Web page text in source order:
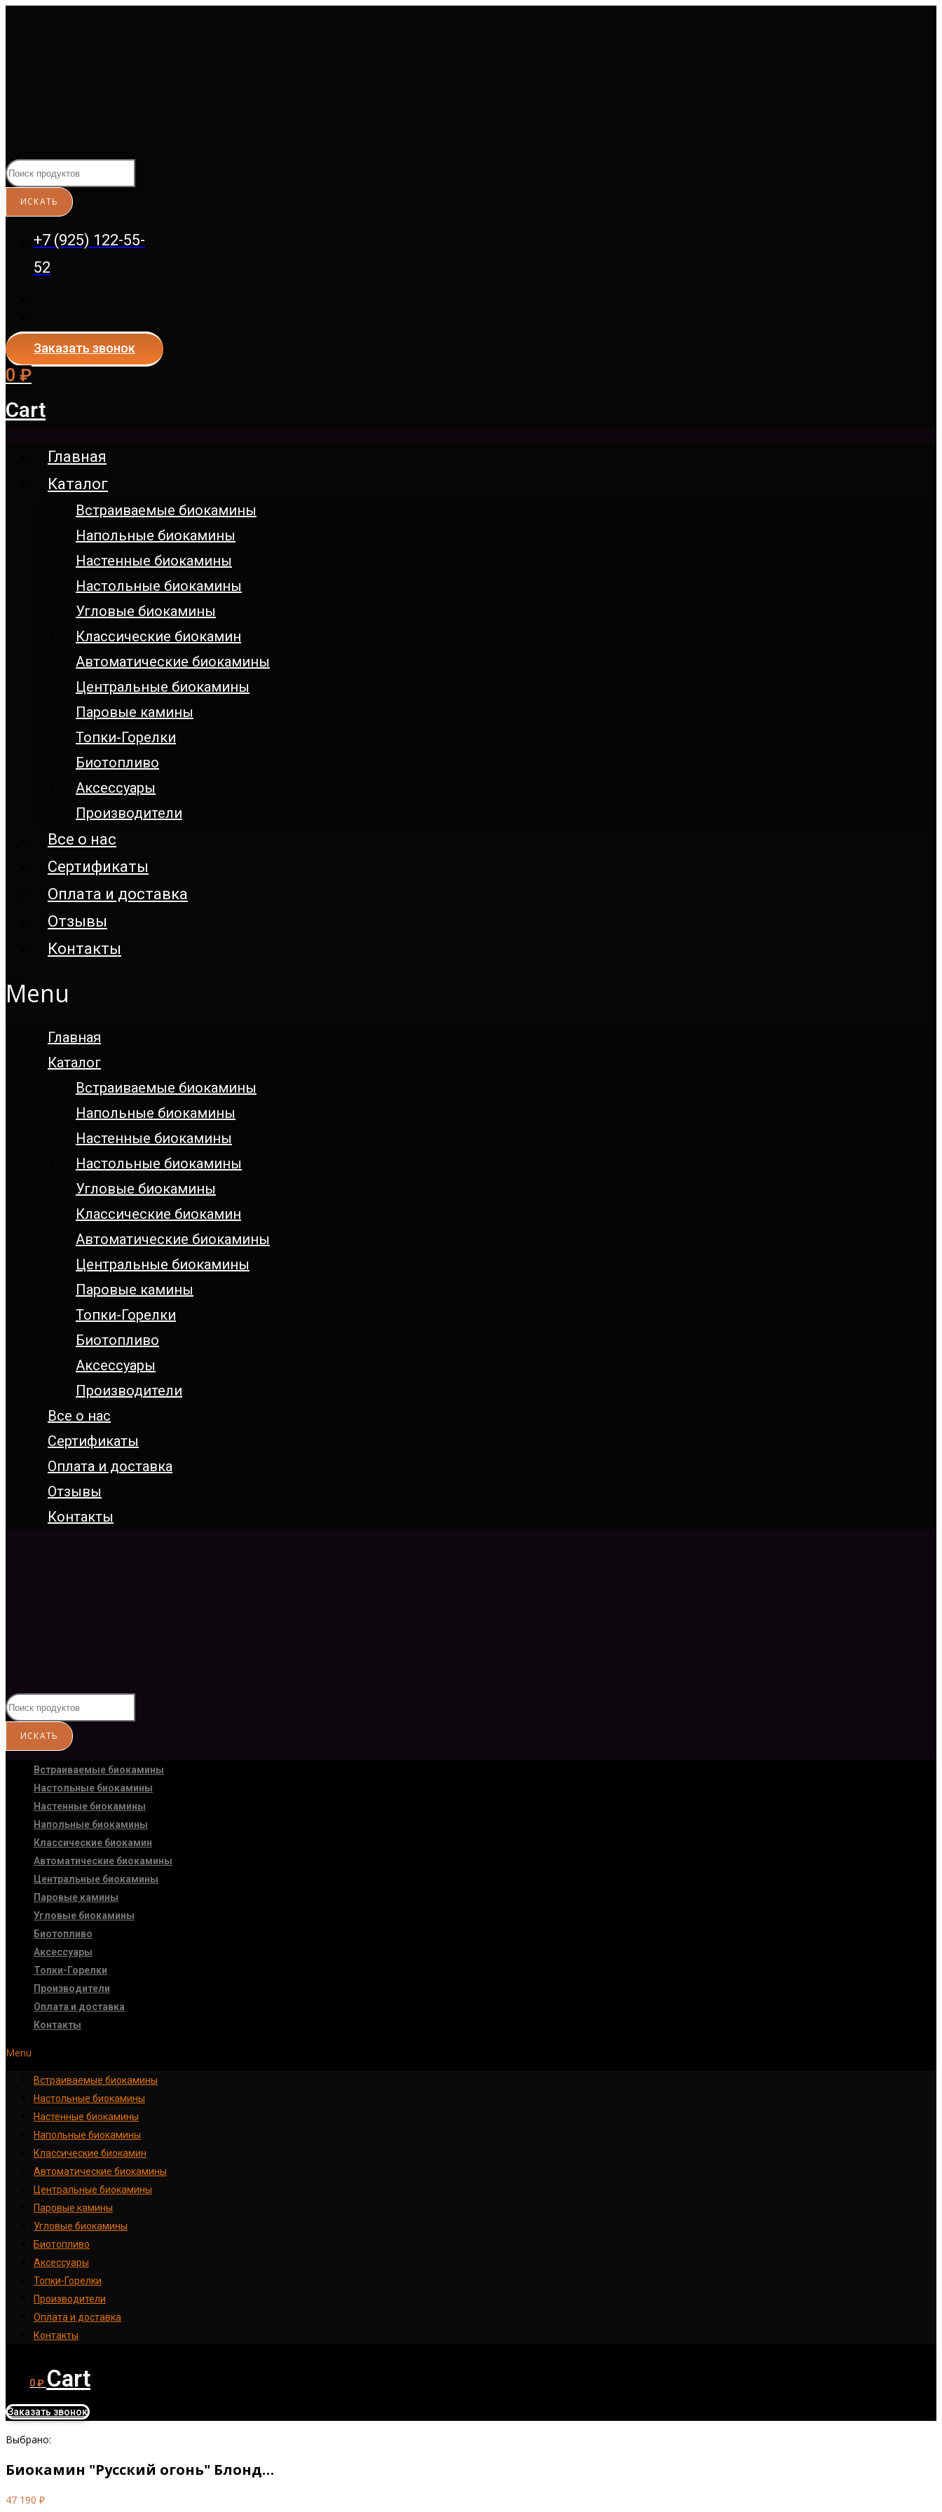
+7 (925) 122-55-
52
Заказать звонок
0 ₽
Cart
Главная
Каталог
Встраиваемые биокамины
Напольные биокамины
Настенные биокамины
Настoльные биокамины
Угловые биокамины
Классические биокамин
Автоматические биокамины
Центральные биокамины
Паровые камины
Топки-Горелки
Биотопливо
Аксессуары
Производители
Все о нас
Сертификаты
Оплата и доставка
Отзывы
Контакты
Menu
Главная
Каталог
Встраиваемые биокамины
Напольные биокамины
Настенные биокамины
Настoльные биокамины
Угловые биокамины
Классические биокамин
Автоматические биокамины
Центральные биокамины
Паровые камины
Топки-Горелки
Биотопливо
Аксессуары
Производители
Все о нас
Сертификаты
Оплата и доставка
Отзывы
Контакты
Встраиваемые биокамины
Настoльные биокамины
Настенные биокамины
Напольные биокамины
Классические биокамин
Автоматические биокамины
Центральные биокамины
Паровые камины
Угловые биокамины
Биотопливо
Аксессуары
Топки-Горелки
Производители
Оплата и доставка
Контакты
Menu
Встраиваемые биокамины
Настoльные биокамины
Настенные биокамины
Напольные биокамины
Классические биокамин
Автоматические биокамины
Центральные биокамины
Паровые камины
Угловые биокамины
Биотопливо
Аксессуары
Топки-Горелки
Производители
Оплата и доставка
Контакты
0₽ Cart
Заказать звонок
Выбрано:
Биокамин "Русский огонь" Блонд…
47 190 ₽